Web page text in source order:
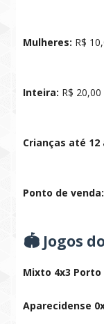
Mulheres: R$
Inteira: R$ 20,00
Crianças até 12
Ponto de
🏟 Jogos
Mixto 4x3 Porto
Aparecidense